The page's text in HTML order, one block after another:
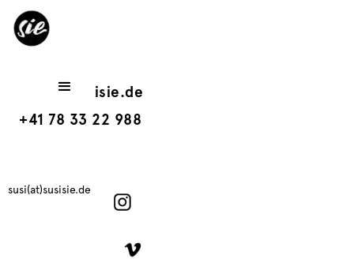
susi(at)susisie.de
+41 78 33 22 988
susi(at)susisie.de